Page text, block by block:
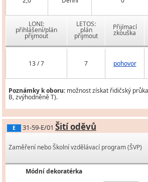
LONI:
přihlášení/plán
přijmout
LETOS:
plán
přijmout
Přijímací
zkouška
13 / 7 7 pohovor
Poznámky k oboru: možnost získat řidičský
B, zvýhodněně T).
E 31-59-E/01 Šití oděvů
Zaměření nebo Školní vzdělávací program (ŠVP)
Módní dekoratérka